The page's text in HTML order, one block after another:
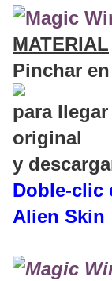
MATERIAL
Pinchar
para
original
y
Doble-clic
Alien Skin